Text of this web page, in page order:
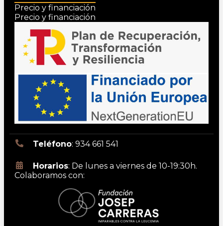
Precio y financiación
Precio y financiación
Teléfono: 934 661 541
Horarios: De lunes a viernes de 10-19:30h.
Colaboramos con: